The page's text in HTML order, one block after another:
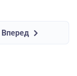
Вперед